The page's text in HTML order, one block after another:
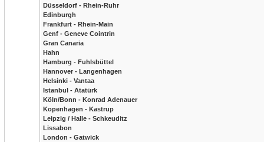
Düsseldorf - Rhein-Ruhr
Edinburgh
Frankfurt - Rhein-Main
Genf - Geneve Cointrin
Gran Canaria
Hahn
Hamburg - Fuhlsbüttel
Hannover - Langenhagen
Helsinki - Vantaa
Istanbul - Atatürk
Köln/Bonn - Konrad Adenauer
Kopenhagen - Kastrup
Leipzig / Halle - Schkeuditz
Lissabon
London - Gatwick